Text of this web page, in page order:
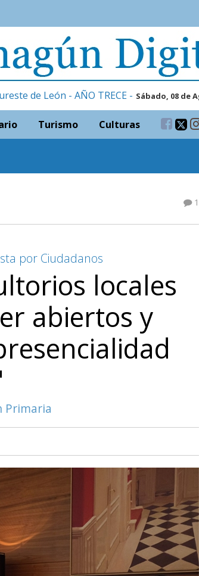
de León - AÑO TRECE - Sábado, 08 de
Turismo Culturas
1
por Ciudadanos
locales
abiertos y
Primaria